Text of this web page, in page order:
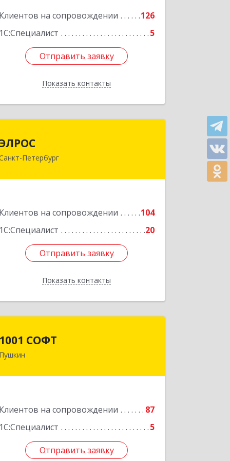
Клиентов на сопровождении
126
1С:Специалист
5
Отправить заявку
Показать контакты
Подробнее
Отправить заявку
Назад
Петербург
Клиентов на сопровождении
104
1С:Специалист
20
Отправить заявку
Показать контакты
191024, Санкт-Петербург г, Тележная
Отправить заявку
Назад
1001 СОФТ
Пушкин
Клиентов на сопровождении
87
1С:Специалист
5
Отправить заявку
196608, Санкт-Петербург г, Пушкин г,
Подробнее
Отправить заявку